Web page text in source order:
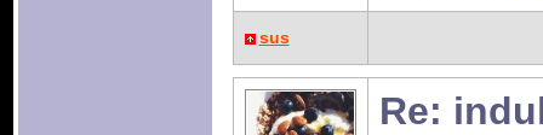
sus
Re: